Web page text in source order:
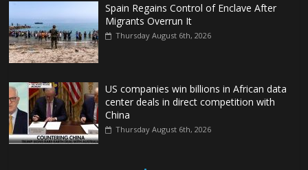
Spain Regains Control of Enclave After
Migrants Overrun It
Thursday August 6th, 2026
US companies win billions in African data
center deals in direct competition with
China
Thursday August 6th, 2026